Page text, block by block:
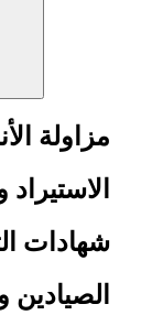
مزاولة
شهادات